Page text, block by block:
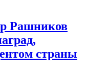
Рашников
страны